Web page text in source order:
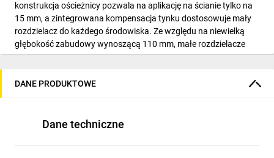
konstrukcja ościeżnicy pozwala na aplikację na ścianie tylko na
15 mm, a zintegrowana kompensacja tynku dostosowuje mały
rozdzielacz do każdego środowiska. Ze względu na niewielką
głębokość zabudowy wynoszącą 110 mm, małe rozdzielacze
można łatwo zamontować w ścianach szczelinowych za
DANE PRODUKTOWE
Dane techniczne